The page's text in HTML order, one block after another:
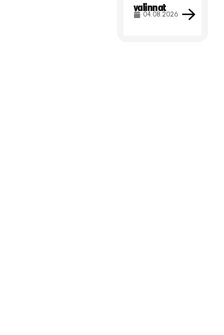
valinnat
04.08.2026